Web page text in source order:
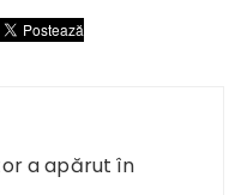
a apărut în